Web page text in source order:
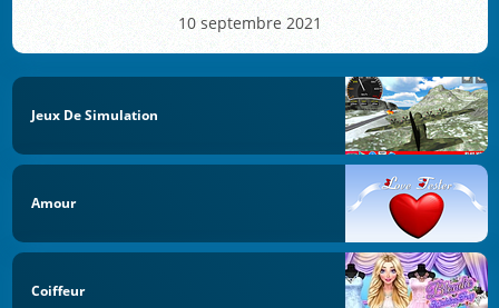
10 septembre 2021
Jeux De Simulation
Amour
Coiffeur